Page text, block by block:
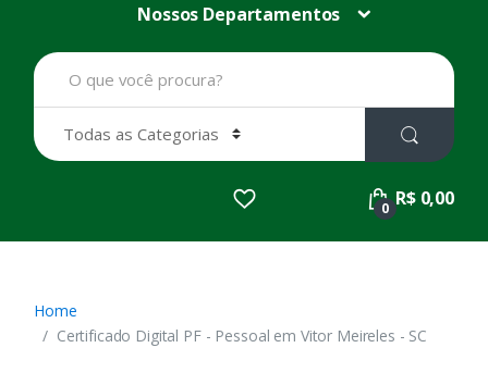
Nossos Departamentos
B
u
a
r
:
0 R$ 0,00
Home
Certificado Digital PF - Pessoal em Vitor Meireles - SC